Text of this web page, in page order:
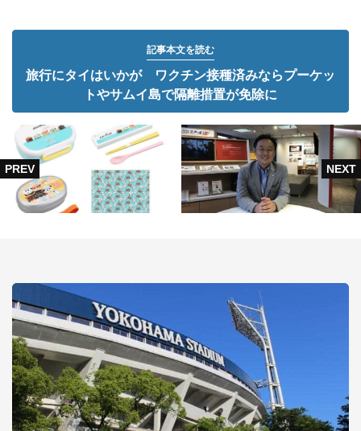
記事本文を読む
旅行にタイはいかが ワクチン接種済みならプーケッ
トやサムイ島で隔離措置が免除に